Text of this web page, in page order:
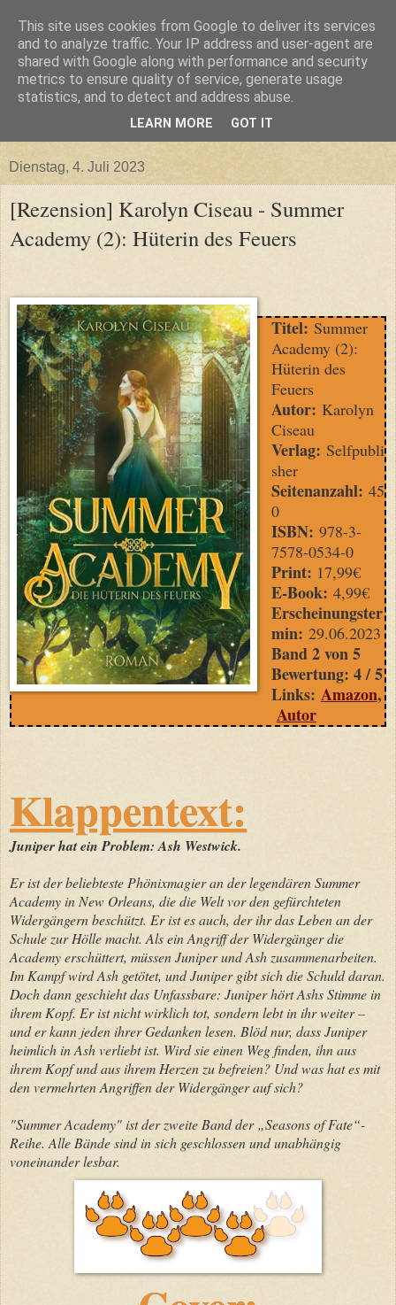
Dienstag, 4. Juli 2023
[Rezension] Karolyn Ciseau - Summer
Academy (2): Hüterin des Feuers
Titel: Summer
Academy (2):
Hüterin des
Feuers
Autor: Karolyn
Ciseau
Verlag: Selfpubli
sher
Seitenanzahl: 45
0
ISBN: 978-3-
7578-0534-0
Print: 17,99€
E-Book: 4,99€
Erscheinungster
min: 29.06.2023
Band 2 von 5
Bewertung: 4 / 5
Links: Amazon,
Autor
Klappentext:
Juniper hat ein Problem: Ash Westwick.
Er ist der beliebteste Phönixmagier an der legendären Summer
Academy in New Orleans, die die Welt vor den gefürchteten
Widergängern beschützt. Er ist es auch, der ihr das Leben an der
Schule zur Hölle macht. Als ein Angriff der Widergänger die
Academy erschüttert, müssen Juniper und Ash zusammenarbeiten.
Im Kampf wird Ash getötet, und Juniper gibt sich die Schuld daran.
Doch dann geschieht das Unfassbare: Juniper hört Ashs Stimme in
ihrem Kopf. Er ist nicht wirklich tot, sondern lebt in ihr weiter –
und er kann jeden ihrer Gedanken lesen. Blöd nur, dass Juniper
heimlich in Ash verliebt ist. Wird sie einen Weg finden, ihn aus
ihrem Kopf und aus ihrem Herzen zu befreien? Und was hat es mit
den vermehrten Angriffen der Widergänger auf sich?
"Summer Academy" ist der zweite Band der „Seasons of Fate“-
Reihe. Alle Bände sind in sich geschlossen und unabhängig
voneinander lesbar.
This site uses cookies from Google to deliver its services
and to analyze traffic. Your IP address and user-agent are
shared with Google along with performance and security
metrics to ensure quality of service, generate usage
statistics, and to detect and address abuse.
LEARN MORE GOT IT